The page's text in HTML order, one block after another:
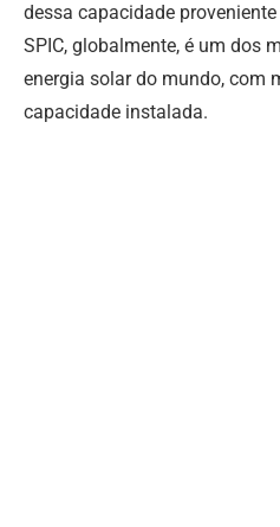
dessa capacidade
SPIC, globalmente, é um dos
energia solar do mundo, com
capacidade instalada.